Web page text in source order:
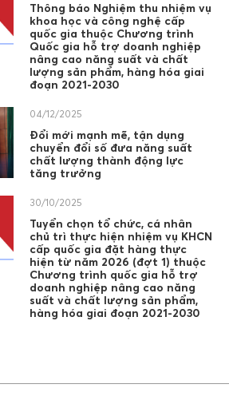
Thông báo Nghiệm thu nhiệm vụ
khoa học và công nghệ cấp
quốc gia thuộc Chương trình
Quốc gia hỗ trợ doanh nghiệp
nâng cao năng suất và chất
lượng sản phẩm, hàng hóa giai
đoạn 2021-2030
04/12/2025
Đổi mới mạnh mẽ, tận dụng
chuyển đổi số đưa năng suất
chất lượng thành động lực
tăng trưởng
30/10/2025
Tuyển chọn tổ chức, cá nhân
chủ trì thực hiện nhiệm vụ KHCN
cấp quốc gia đặt hàng thực
hiện từ năm 2026 (đợt 1) thuộc
Chương trình quốc gia hỗ trợ
doanh nghiệp nâng cao năng
suất và chất lượng sản phẩm,
hàng hóa giai đoạn 2021-2030